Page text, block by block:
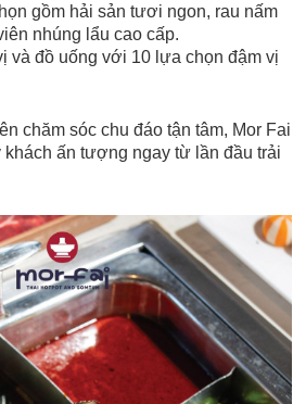
gồm hải sản tươi ngon, rau nấm
nhúng lẩu cao cấp.
và đồ uống với 10 lựa chọn đậm vị
chăm sóc chu đáo tận tâm, Mor Fai
khách ấn tượng ngay từ lần đầu trải